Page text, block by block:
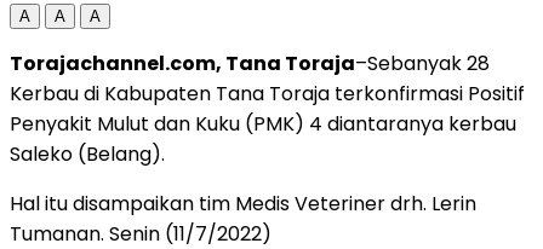
A A A
Torajachannel.com, Tana Toraja–Sebanyak 28
Kerbau di Kabupaten Tana Toraja terkonfirmasi Positif
Penyakit Mulut dan Kuku (PMK) 4 diantaranya kerbau
Saleko (Belang).
Hal itu disampaikan tim Medis Veteriner drh. Lerin
Tumanan. Senin (11/7/2022)